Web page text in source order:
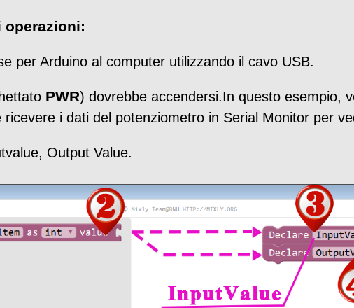
operazioni:
per Arduino al computer utilizzando il cavo USB.
PWR) dovrebbe accendersi.In questo esempio,
i dati del potenziometro in Serial Monitor per
Output Value.